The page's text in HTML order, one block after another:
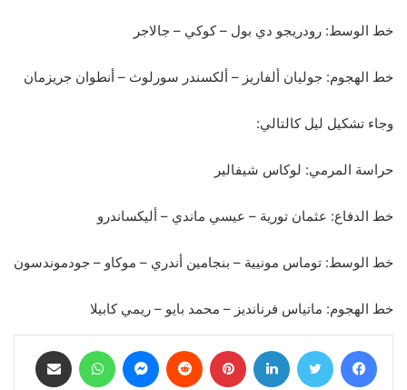
خط الوسط: رودريجو دي بول – كوكي – جالاجر
خط الهجوم: جوليان ألفاريز – ألكسندر سورلوث – أنطوان جريزمان
وجاء تشكيل ليل كالتالي:
حراسة المرمي: لوكاس شيفالير
خط الدفاع: عثمان تورية – عيسي ماندي – أليكساندرو
خط الوسط: توماس مونيية – بنجامين أندري – موكاو – جودموندسون
خط الهجوم: ماتياس فرنانديز – محمد بايو – ريمي كابيلا
فيسبوك تويتر لينكدإن بينتيريست ماسنجر واتساب